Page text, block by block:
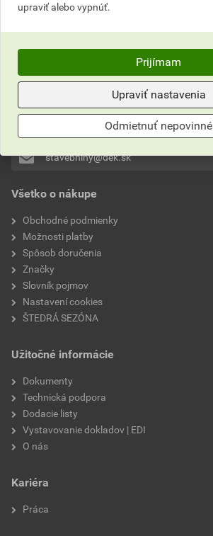
Všetko o nákupe
Obchodné podmienky
Možnosti platby
Spôsob doručenia
Značky
Slovník pojmov
Nastavení cookies
ŠTEDRÁ SEZÓNA
Užitočné informácie
Dokumenty
Technická podpora
Dodacie listy
Vystavovanie dokladov | EDI
O nás
Kariéra
Práca
Často kladené otázky
Kontaktujte naše
Zákaznícke centrum
0911 201 201
stavebniny@dek.sk
upraviť alebo vypnúť.
Prijímam
Upraviť nastavenia
Odmietnuť nepovinné